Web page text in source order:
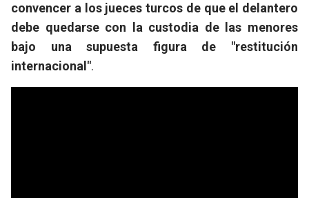
convencer a los jueces turcos de que el delantero
debe quedarse con la custodia de las menores
bajo una supuesta figura de "restitución
internacional".